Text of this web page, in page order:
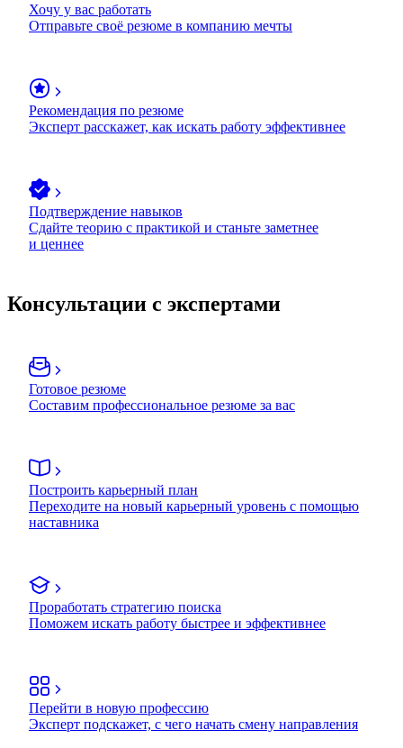
Хочу у вас работать
Отправьте своё резюме в компанию мечты
Рекомендация по резюме
Эксперт расскажет, как искать работу эффективнее
Подтверждение навыков
Сдайте теорию с практикой и станьте заметнее
и ценнее
Консультации с экспертами
Готовое резюме
Составим профессиональное резюме за вас
Построить карьерный план
Переходите на новый карьерный уровень с помощью
наставника
Проработать стратегию поиска
Поможем искать работу быстрее и эффективнее
Перейти в новую профессию
Эксперт подскажет, с чего начать смену направления